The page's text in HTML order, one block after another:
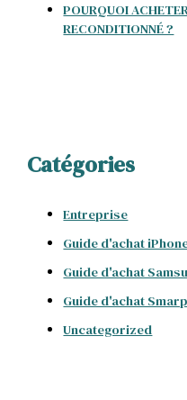
POURQUOI
RECONDITIONNÉ ?
Catégories
Entreprise
Guide d'achat
Guide d'achat
Guide d'achat
Uncategorized